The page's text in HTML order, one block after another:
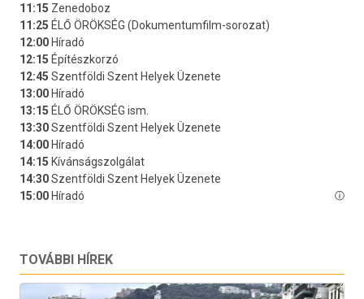
TOVÁBBI HÍREK